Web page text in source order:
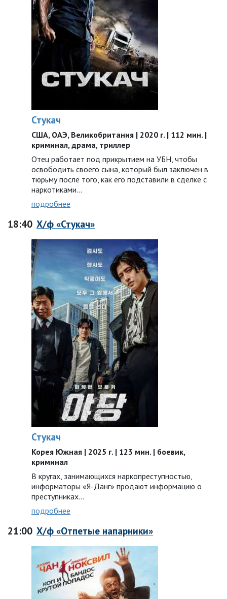
Стукач
США, ОАЭ, Великобритания | 2020 г. | 112 мин. |
криминал, драма, триллер
Отец работает под прикрытием на УБН, чтобы
освободить своего сына, который был заключен в
тюрьму после того, как его подставили в сделке с
наркотиками…
подробнее
18:40 Х/ф «Стукач»
Стукач
Корея Южная | 2025 г. | 123 мин. | боевик,
криминал
В кругах, занимающихся наркопреступностью,
информаторы «Я-Данг» продают информацию о
преступниках…
подробнее
21:00 Х/ф «Отпетые напарники»